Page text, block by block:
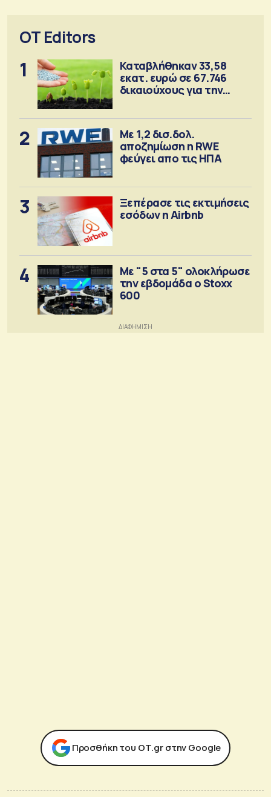
OT Editors
1
Καταβλήθηκαν 33,58
εκατ. ευρώ σε 67.746
δικαιούχους για την
2
Με 1,2 δισ.δολ.
αποζημίωση η RWE
φεύγει απο τις ΗΠΑ
3
Ξεπέρασε τις εκτιμήσεις
εσόδων η Airbnb
4
Με "5 στα 5" ολοκλήρωσε
την εβδομάδα ο Stoxx
600
Προσθήκη του ΟΤ.gr στην Google